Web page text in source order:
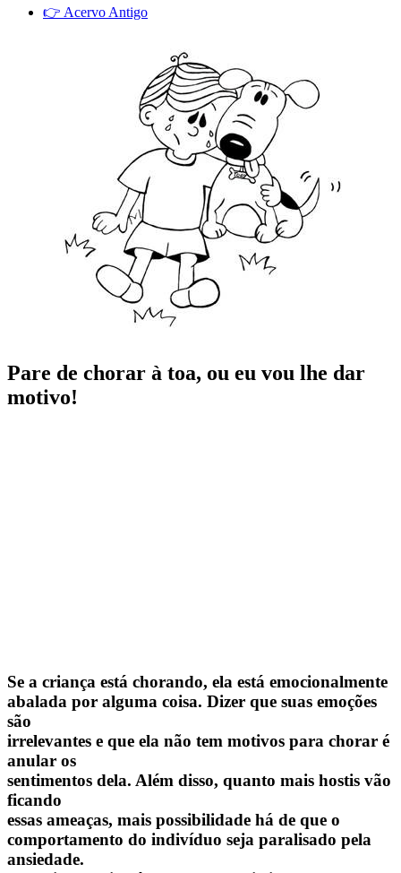
👉 Acervo Antigo
Pare de chorar à toa, ou eu vou lhe dar
motivo!
Se a criança está chorando, ela está emocionalmente
abalada por alguma coisa. Dizer que suas emoções
são
irrelevantes e que ela não tem motivos para chorar é
anular os
sentimentos dela. Além disso, quanto mais hostis vão
ficando
essas ameaças, mais possibilidade há de que o
comportamento do indivíduo seja paralisado pela
ansiedade.